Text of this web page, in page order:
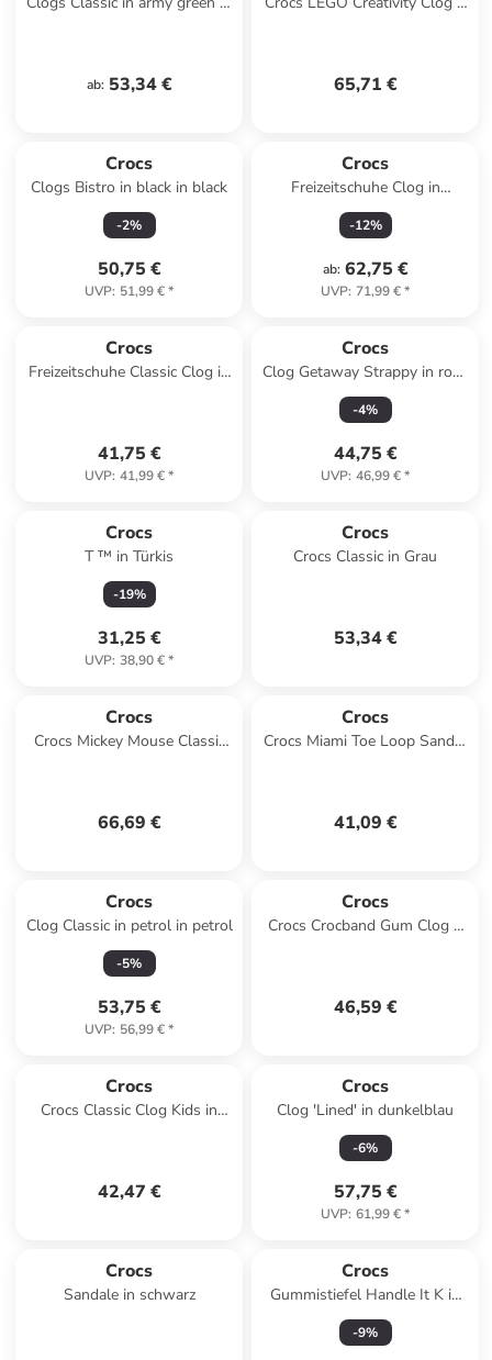
ab: 53,34 € 65,71 €
Crocs
Clogs Bistro in black in black
-2%
50,75 €
UVP: 51,99 €*
Crocs
Freizeitschuhe Clog in
schwarz in schwarz
-12%
ab: 62,75 €
UVP: 71,99 €*
Crocs
Freizeitschuhe Classic Clog in
41,75 €
UVP: 41,99 €*
Crocs
Clog Getaway Strappy in rosa
in rosa
-4%
44,75 €
UVP: 46,99 €*
Crocs
T ™ in Türkis
-19%
31,25 €
UVP: 38,90 €*
Crocs
Crocs Classic in Grau
53,34 €
Crocs
Crocs Mickey Mouse Classic
66,69 €
Crocs
Crocs Miami Toe Loop Sandal
41,09 €
Crocs
Clog Classic in petrol in petrol
-5%
53,75 €
UVP: 56,99 €*
Crocs
Crocs Crocband Gum Clog K
46,59 €
Crocs
Crocs Classic Clog Kids in
42,47 €
Crocs
Clog 'Lined' in dunkelblau
-6%
57,75 €
UVP: 61,99 €*
Crocs
Sandale in schwarz
Crocs
Gummistiefel Handle It K in
pink in pink
-9%